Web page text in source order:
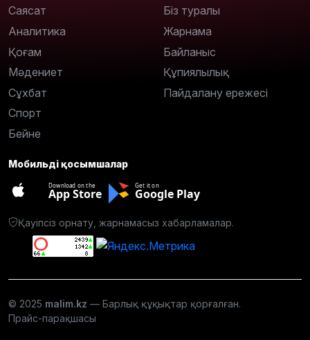
Саясат
Аналитика
Қоғам
Мәдениет
Сұхбат
Спорт
Бейне
Біз туралы
Жарнама
Байланыс
Құпиялылық
Пайдалану ережесі
Мобильді қосымшалар
Download on the
App Store
Get it on
Google Play
Қауіпсіз орнату, жарнамасыз хабарламалар.
© 2025 malim.kz — Барлық құқықтар қорғалған.
Прайс-парақшасы